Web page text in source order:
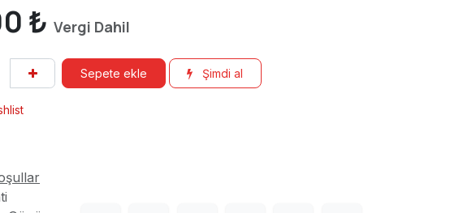
₺ Vergi Dahil
Sepete ekle Şimdi al